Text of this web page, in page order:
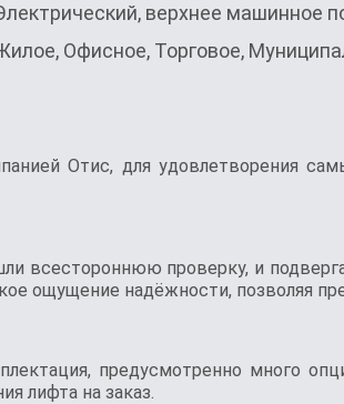
верхнее машинное
Офисное, Торговое,
Отис, для удовлетворения
всестороннюю проверку, и
ощущение надёжности, позволяя
предусмотренно много
лифта на заказ.